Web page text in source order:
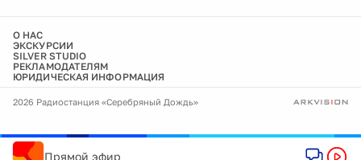
О НАС
ЭКСКУРСИИ
SILVER STUDIO
РЕКЛАМОДАТЕЛЯМ
ЮРИДИЧЕСКАЯ ИНФОРМАЦИЯ
2026 Радиостанция «Серебряный Дождь»
Прямой эфир